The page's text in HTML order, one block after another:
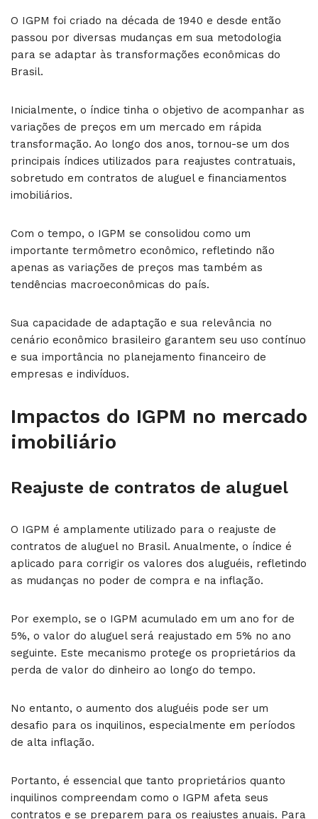
O IGPM foi criado na década de 1940 e desde então
passou por diversas mudanças em sua metodologia
para se adaptar às transformações econômicas do
Brasil.
Inicialmente, o índice tinha o objetivo de acompanhar as
variações de preços em um mercado em rápida
transformação. Ao longo dos anos, tornou-se um dos
principais índices utilizados para reajustes contratuais,
sobretudo em contratos de aluguel e financiamentos
imobiliários.
Com o tempo, o IGPM se consolidou como um
importante termômetro econômico, refletindo não
apenas as variações de preços mas também as
tendências macroeconômicas do país.
Sua capacidade de adaptação e sua relevância no
cenário econômico brasileiro garantem seu uso contínuo
e sua importância no planejamento financeiro de
empresas e indivíduos.
Impactos do IGPM no mercado
imobiliário
Reajuste de contratos de aluguel
O IGPM é amplamente utilizado para o reajuste de
contratos de aluguel no Brasil. Anualmente, o índice é
aplicado para corrigir os valores dos aluguéis, refletindo
as mudanças no poder de compra e na inflação.
Por exemplo, se o IGPM acumulado em um ano for de
5%, o valor do aluguel será reajustado em 5% no ano
seguinte. Este mecanismo protege os proprietários da
perda de valor do dinheiro ao longo do tempo.
No entanto, o aumento dos aluguéis pode ser um
desafio para os inquilinos, especialmente em períodos
de alta inflação.
Portanto, é essencial que tanto proprietários quanto
inquilinos compreendam como o IGPM afeta seus
contratos e se preparem para os reajustes anuais. Para